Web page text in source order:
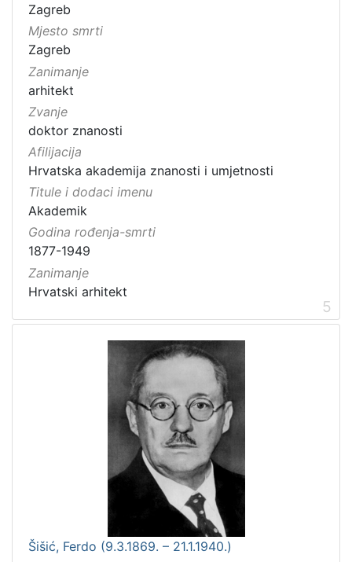
Zagreb
Mjesto smrti
Zagreb
Zanimanje
arhitekt
Zvanje
doktor znanosti
Afilijacija
Hrvatska akademija znanosti i umjetnosti
Titule i dodaci imenu
Akademik
Godina rođenja-smrti
1877-1949
Zanimanje
Hrvatski arhitekt
5
Šišić, Ferdo (9.3.1869. – 21.1.1940.)